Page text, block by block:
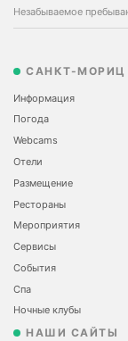
Незабываемое
САНКТ-МОРИЦ
Информация
Погода
Webcams
Отели
Размещение
Рестораны
Мероприятия
Сервисы
События
Спа
Ночные клубы
НАШИ САЙТЫ